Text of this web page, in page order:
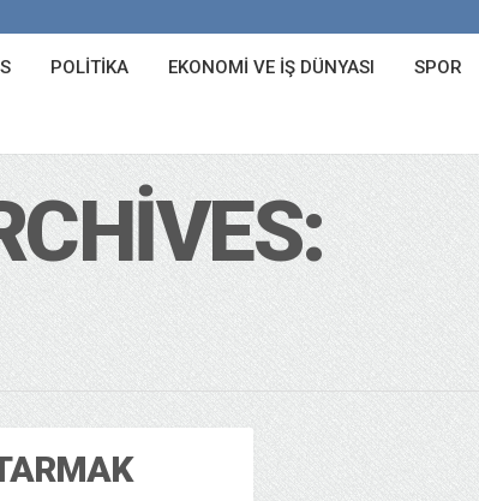
POLITIKA EKONOMI VE İŞ DÜNYASI SPOR